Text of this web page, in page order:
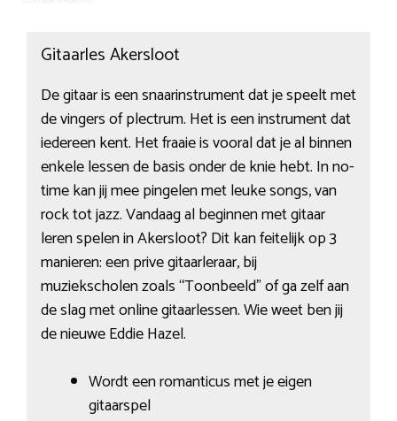
Gitaarles Akersloot
De gitaar is een snaarinstrument dat je speelt met
de vingers of plectrum. Het is een instrument dat
iedereen kent. Het fraaie is vooral dat je al binnen
enkele lessen de basis onder de knie hebt. In no-
time kan jij mee pingelen met leuke songs, van
rock tot jazz. Vandaag al beginnen met gitaar
leren spelen in Akersloot? Dit kan feitelijk op 3
manieren: een prive gitaarleraar, bij
muziekscholen zoals “Toonbeeld” of ga zelf aan
de slag met online gitaarlessen. Wie weet ben jij
de nieuwe Eddie Hazel.
Wordt een romanticus met je eigen
gitaarspel